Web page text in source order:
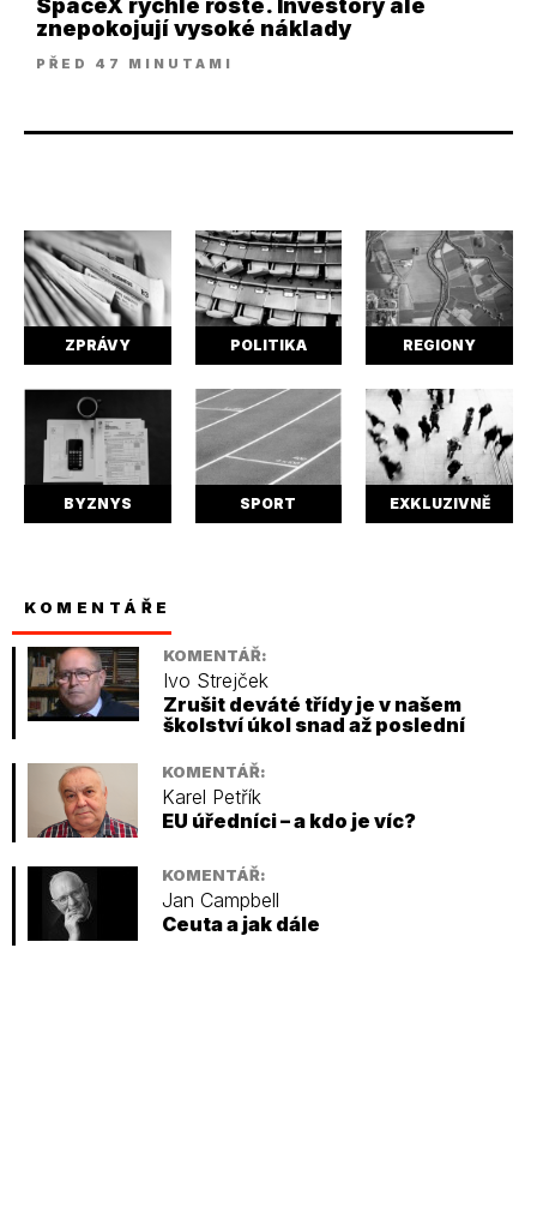
SpaceX rychle roste. Investory ale
znepokojují vysoké náklady
PŘED 47 MINUTAMI
ZPRÁVY POLITIKA REGIONY
BYZNYS SPORT EXKLUZIVNĚ
KOMENTÁŘE
KOMENTÁŘ:
Ivo Strejček
Zrušit deváté třídy je v našem
školství úkol snad až poslední
KOMENTÁŘ:
Karel Petřík
EU úředníci – a kdo je víc?
KOMENTÁŘ:
Jan Campbell
Ceuta a jak dále